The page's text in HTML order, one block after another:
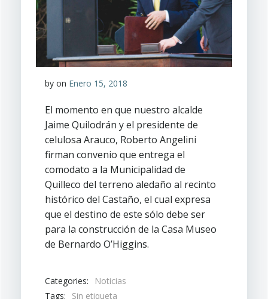
by on Enero 15, 2018
El momento en que nuestro alcalde
Jaime Quilodrán y el presidente de
celulosa Arauco, Roberto Angelini
firman convenio que entrega el
comodato a la Municipalidad de
Quilleco del terreno aledaño al recinto
histórico del Castaño, el cual expresa
que el destino de este sólo debe ser
para la construcción de la Casa Museo
de Bernardo O’Higgins.
Categories:
Noticias
Tags:
Sin etiqueta